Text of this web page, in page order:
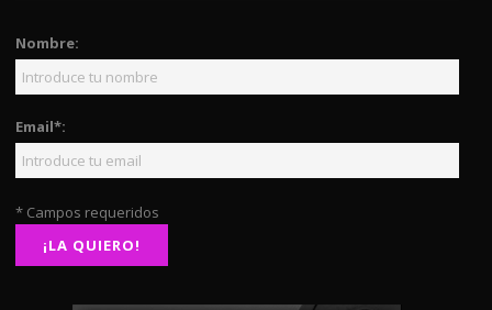
Nombre:
Email*:
* Campos requeridos